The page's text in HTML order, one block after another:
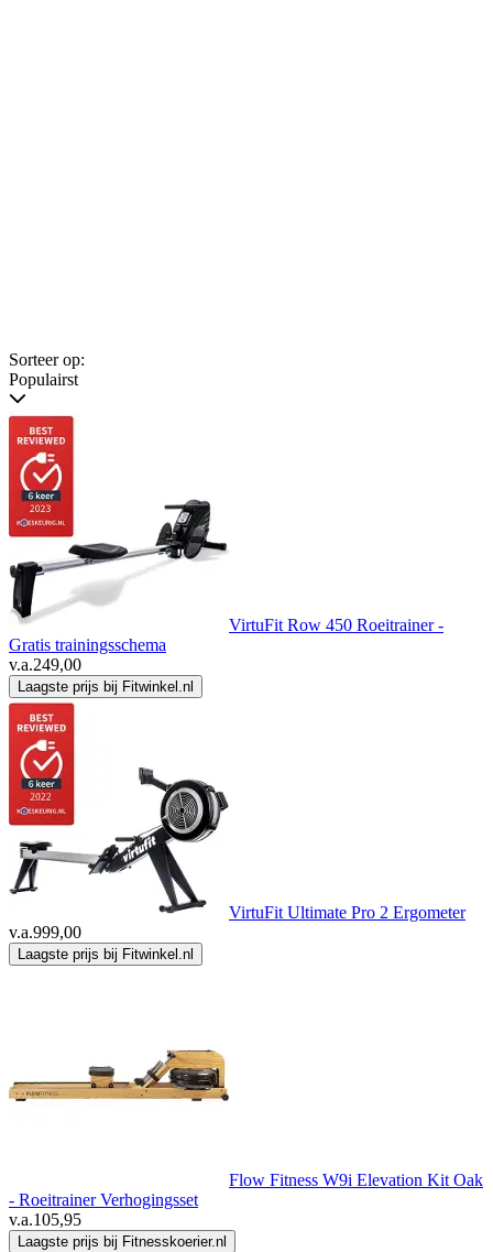
Sorteer op:
Populairst
VirtuFit Row 450 Roeitrainer -
Gratis trainingsschema
v.a.249,00
Laagste prijs bij Fitwinkel.nl
VirtuFit Ultimate Pro 2 Ergometer
v.a.999,00
Laagste prijs bij Fitwinkel.nl
Flow Fitness W9i Elevation Kit Oak
- Roeitrainer Verhogingsset
v.a.105,95
Laagste prijs bij Fitnesskoerier.nl